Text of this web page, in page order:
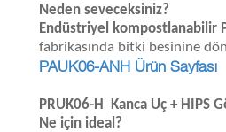
Neden seveceksiniz?
Endüstriyel kompostlanabilir
fabrikasında bitki besinine
PAUK06-ANH Ürün Sayfası
PRUK06-H Kanca Uç + HIPS
Ne için ideal?